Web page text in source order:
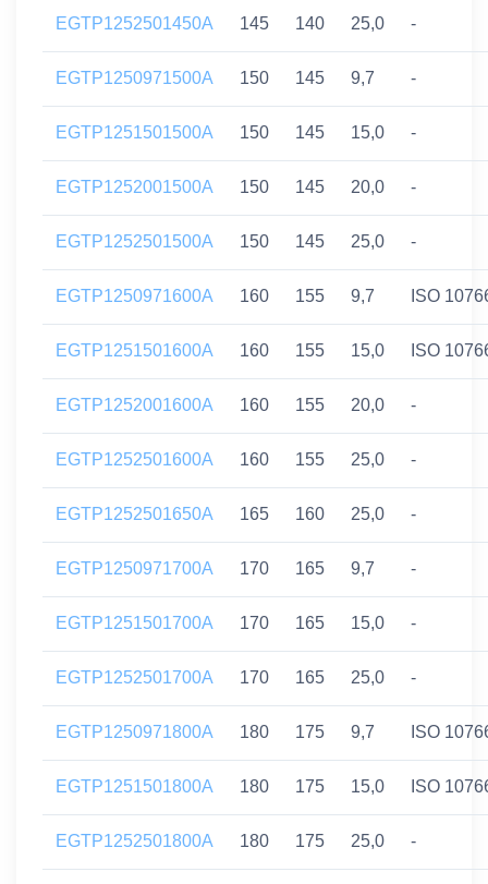
EGTP1252501450A 145 140 25,0 -
EGTP1250971500A 150 145 9,7 -
EGTP1251501500A 150 145 15,0 -
EGTP1252001500A 150 145 20,0 -
EGTP1252501500A 150 145 25,0 -
EGTP1250971600A 160 155 9,7 ISO
EGTP1251501600A 160 155 15,0 ISO
EGTP1252001600A 160 155 20,0 -
EGTP1252501600A 160 155 25,0 -
EGTP1252501650A 165 160 25,0 -
EGTP1250971700A 170 165 9,7 -
EGTP1251501700A 170 165 15,0 -
EGTP1252501700A 170 165 25,0 -
EGTP1250971800A 180 175 9,7 ISO
EGTP1251501800A 180 175 15,0 ISO
EGTP1252501800A 180 175 25,0 -